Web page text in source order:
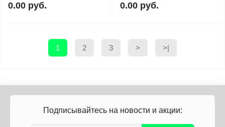
0.00 руб. 0.00 руб.
1 2 3 > >|
Подписывайтесь на новости и акции: